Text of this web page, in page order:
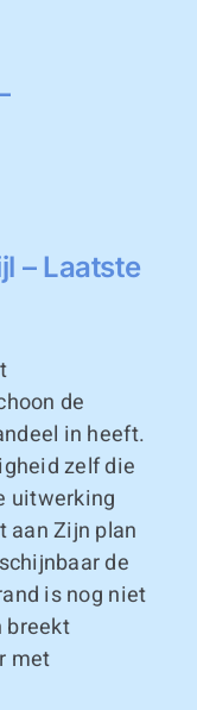
– Laatste
de
in heeft.
zelf die
uitwerking
aan Zijn plan
de
is nog niet
breekt
met